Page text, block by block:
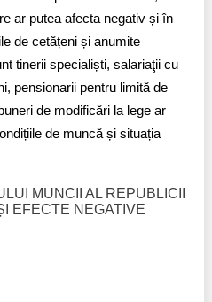
ar putea afecta negativ și în
de cetățeni și anumite
tinerii specialiști, salariaţii cu
pensionarii pentru limită de
de modificări la lege ar
de muncă și situația
MUNCII AL REPUBLICII
EFECTE NEGATIVE